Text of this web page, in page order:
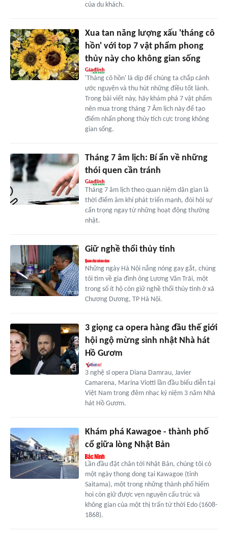
của du khách.
Xua tan năng lượng xấu 'tháng cô
hồn' với top 7 vật phẩm phong
thủy này cho không gian sống
'Tháng cô hồn' là dịp để chúng ta chắp cánh
ước nguyện và thu hút những điều tốt lành.
Trong bài viết này, hãy khám phá 7 vật phẩm
nên mua trong tháng 7 Âm lịch này để tạo
điểm nhấn phong thủy tích cực trong không
gian sống.
Tháng 7 âm lịch: Bí ẩn về những
thói quen cần tránh
Tháng 7 âm lịch theo quan niệm dân gian là
thời điểm âm khí phát triển mạnh, đòi hỏi sự
cẩn trọng ngay từ những hoạt động thường
nhật.
Giữ nghề thổi thủy tinh
Những ngày Hà Nội nắng nóng gay gắt, chúng
tôi tìm về gia đình ông Lương Văn Trãi, một
trong số ít hộ còn giữ nghề thổi thủy tinh ở xã
Chương Dương, TP Hà Nội.
3 giọng ca opera hàng đầu thế giới
hội ngộ mừng sinh nhật Nhà hát
Hồ Gươm
3 nghệ sĩ opera Diana Damrau, Javier
Camarena, Marina Viotti lần đầu biểu diễn tại
Việt Nam trong đêm nhạc kỷ niệm 3 năm Nhà
hát Hồ Gươm.
Khám phá Kawagoe - thành phố
cổ giữa lòng Nhật Bản
Lần đầu đặt chân tới Nhật Bản, chúng tôi có
một ngày thong dong tại Kawagoe (tỉnh
Saitama), một trong những thành phố hiếm
hoi còn giữ được vẹn nguyên cấu trúc và
không gian của một thị trấn từ thời Edo (1608-
1868).